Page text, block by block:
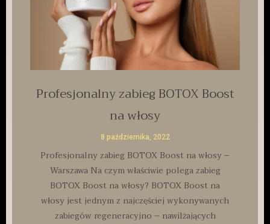
Profesjonalny zabieg BOTOX Boost
na włosy
8 października, 2022
Profesjonalny zabieg BOTOX Boost na włosy –
Warszawa Na czym właściwie polega zabieg
BOTOX Boost na włosy? BOTOX Boost na
włosy jest jednym z najczęściej wykonywanych
zabiegów regeneracyjno – nawilżających